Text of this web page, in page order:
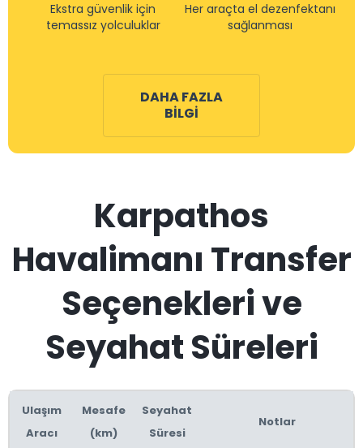
Ekstra güvenlik için
temassız yolculuklar
Her araçta el dezenfektanı
sağlanması
DAHA FAZLA
BILGI
Karpathos
Havalimanı Transfer
Seçenekleri ve
Seyahat Süreleri
Ulaşım
Aracı
Mesafe
(km)
Seyahat
Süresi
Notlar